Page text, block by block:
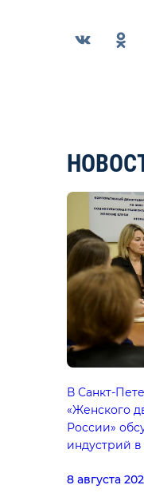
В Санкт-
«Женского
России»
индустрий
8 августа